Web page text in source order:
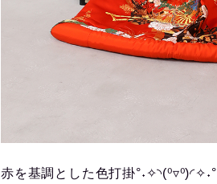
赤を基調とした色打掛°˖✧◝(⁰▿⁰)◜✧˖°